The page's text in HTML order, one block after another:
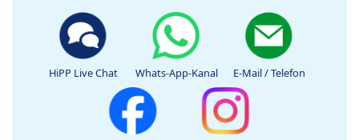
HiPP Live Chat Whats-App-Kanal E-Mail / Telefon